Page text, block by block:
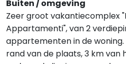
Buiten / omgeving
Zeer groot vakantiecomplex
Appartamenti", van 2
appartementen in de woning.
rand van de plaats, 3 km